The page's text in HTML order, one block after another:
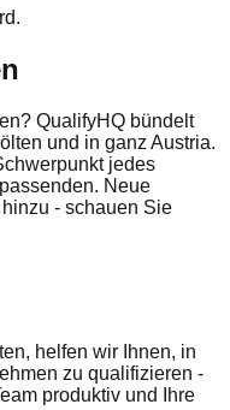
QualifyHQ bündelt
und in ganz Austria.
jedes
Neue
- schauen Sie
helfen wir Ihnen, in
zu qualifizieren -
produktiv und Ihre